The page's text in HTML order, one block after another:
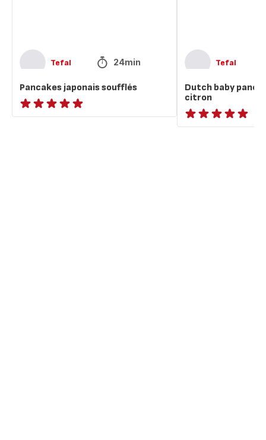
Tefal 24min
Pancakes japonais soufflés
ratings.NaN
Tefal
Dutch baby
citron
ratings.NaN